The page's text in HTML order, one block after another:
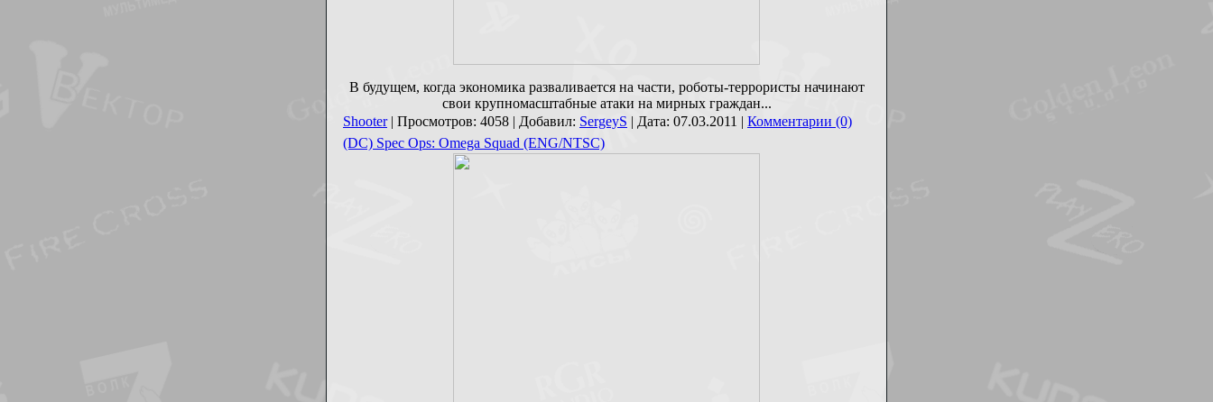
В будущем, когда экономика разваливается на части, роботы-террористы начинают
свои крупномасштабные атаки на мирных граждан...
Shooter| Просмотров: 4058 | Добавил: SergeyS | Дата: 07.03.2011 | Комментарии (0)
(DC) Spec Ops: Omega Squad (ENG/NTSC)